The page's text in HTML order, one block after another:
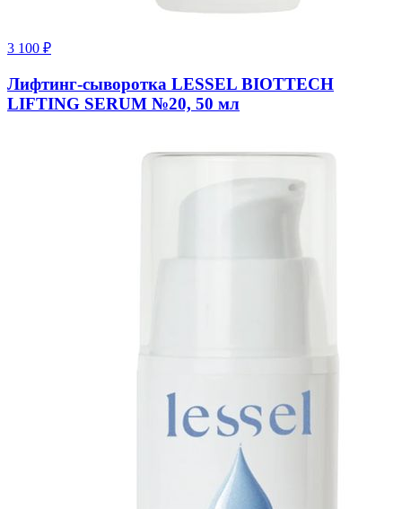
3 100 ₽
Лифтинг-сыворотка LESSEL BIOTTECH
LIFTING SERUM №20, 50 мл